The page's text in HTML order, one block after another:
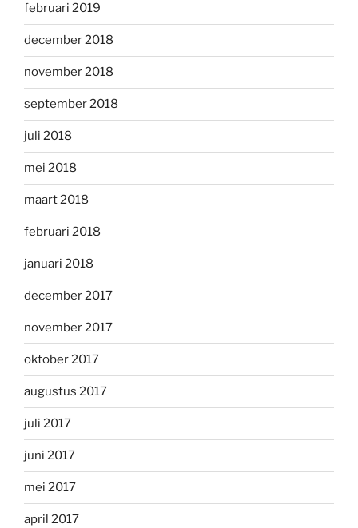
februari 2019
december 2018
november 2018
september 2018
juli 2018
mei 2018
maart 2018
februari 2018
januari 2018
december 2017
november 2017
oktober 2017
augustus 2017
juli 2017
juni 2017
mei 2017
april 2017